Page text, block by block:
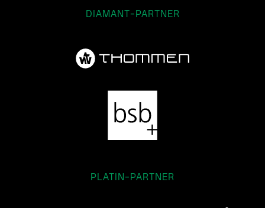
DIAMANT-PARTNER
PLATIN-PARTNER